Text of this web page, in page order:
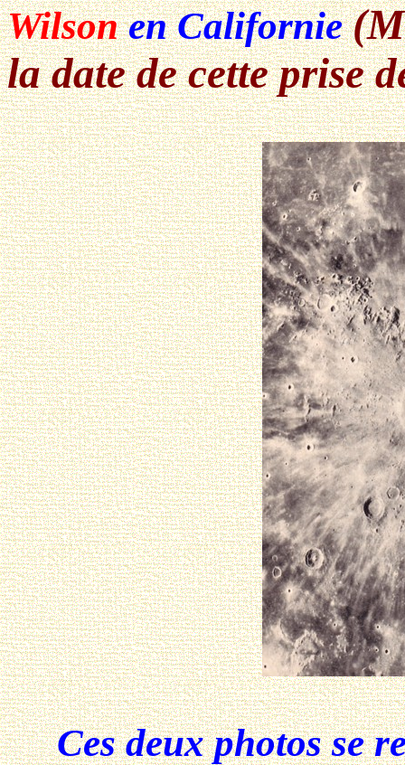
Wilsonen Californie
la date de cette prise
Ces deux photos se